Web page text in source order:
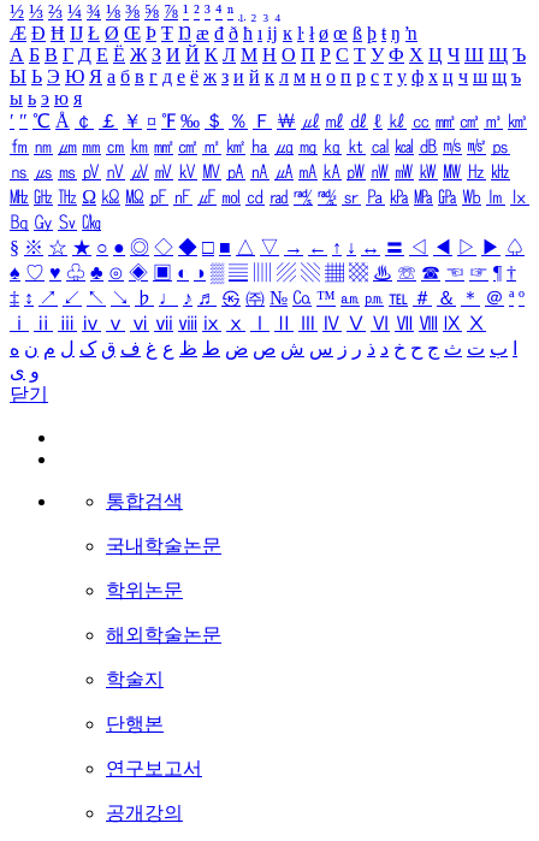
½ ⅓ ⅔ ¼ ¾ ⅛ ⅜ ⅝ ⅞ ¹ ² ³ ⁴ ⁿ ₁ ₂ ₃ ₄
Æ Ð Ħ Ĳ Ł Ø Œ Þ Ŧ Ŋ æ đ ð ħ ı ĳ ĸ ŀ ł ø œ ß þ ŧ ŋ ŉ
А Б В Г Д Е Ё Ж З И Й К Л М Н О П Р С Т У Ф Х Ц Ч Ш Щ Ъ
Ы Ь Э Ю Я а б в г д е ё ж з и й к л м н о п р с т у ф х ц ч ш щ ъ
ы ь э ю я
′ ″ ℃ Å ￠ ￡ ￥ ¤ ℉ ‰ ＄ ％ Ｆ ￦ ㎕ ㎖ ㎗ ℓ ㎘ ㏄ ㎣ ㎤ ㎥ ㎦
㎙ ㎚ ㎛ ㎜ ㎝ ㎞ ㎟ ㎠ ㎡ ㎢ ㏊ ㎍ ㎎ ㎏ ㏏ ㎈ ㎉ ㏈ ㎧ ㎨ ㎰
㎱ ㎲ ㎳ ㎴ ㎵ ㎶ ㎷ ㎸ ㎹ ㎀ ㎁ ㎂ ㎃ ㎄ ㎺ ㎻ ㎽ ㎾ ㎿ ㎐ ㎑
㎒ ㎓ ㎔ Ω ㏀ ㏁ ㎊ ㎋ ㎌ ㏖ ㏅ ㎭ ㎮ ㎯ ㏛ ㎩ ㎪ ㎫ ㎬ ㏝ ㏐
㏓
㏃ ㏉ ㏜ ㏆
§ ※ ☆ ★ ○ ● ◎ ◇ ◆ □ ■ △ ▽ → ← ↑ ↓ ↔ 〓 ◁ ◀ ▷ ▶ ♤
♠ ♡ ♥ ♧ ♣ ⊙ ◈ ▣ ◐ ◑ ▒ ▤ ▨ ▧ ▦ ▩ ♨ ☏ ☎ ☜ ☞ ¶ †
‡ ↕ ↗ ↙ ↖ ↘ ♭ ♩ ♪ ♬ ㉿ ㈜ № ㏇ ™ ㏂ ㏘ ℡ ＃ ＆ ＊ ＠ ª º
ⅰ
ⅱ ⅲ ⅳ ⅴ ⅵ ⅶ ⅷ ⅸ ⅹ Ⅳ Ⅴ Ⅵ Ⅶ Ⅷ Ⅸ Ⅹ
ب ت ث ج ح خ د ذ ر ز س ش ص ض ط ظ ع غ ف ق ک ل م ن ه
و ی
닫기
통합검색
국내학술논문
학위논문
해외학술논문
학술지
단행본
연구보고서
공개강의